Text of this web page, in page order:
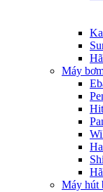
Máy
Máy hút